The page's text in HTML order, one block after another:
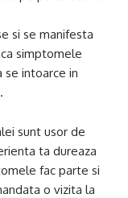
si se manifesta
simptomele
se intoarce in
sunt usor de
ta dureaza
fac parte si
o vizita la